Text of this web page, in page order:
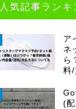
人気記事ランキ
ア
ネ
ら
料/
(